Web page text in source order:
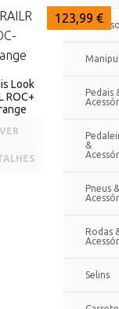
125,99 €
123,99 €
123,99 €
Look
ROC+
VER
Pedais
&
Pneus &
Rodas
Selins